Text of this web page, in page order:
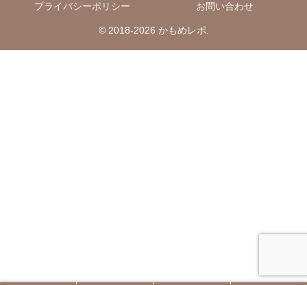
プライバシーポリシー
お問い合わせ
© 2018-2026 かもめレポ.